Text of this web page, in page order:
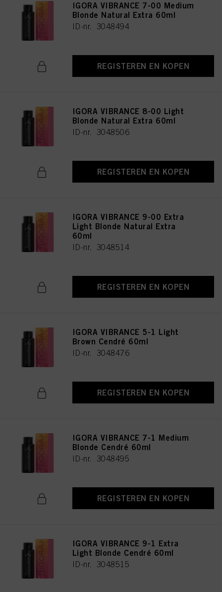
IGORA VIBRANCE 7-00 Medium
Blonde Natural Extra 60ml
ID-nr. 3048494
REGISTEREN EN KOPEN
IGORA VIBRANCE 8-00 Light
Blonde Natural Extra 60ml
ID-nr. 3048506
REGISTEREN EN KOPEN
IGORA VIBRANCE 9-00 Extra
Light Blonde Natural Extra
60ml
ID-nr. 3048514
REGISTEREN EN KOPEN
IGORA VIBRANCE 5-1 Light
Brown Cendré 60ml
ID-nr. 3048476
REGISTEREN EN KOPEN
IGORA VIBRANCE 7-1 Medium
Blonde Cendré 60ml
ID-nr. 3048495
REGISTEREN EN KOPEN
IGORA VIBRANCE 9-1 Extra
Light Blonde Cendré 60ml
ID-nr. 3048515